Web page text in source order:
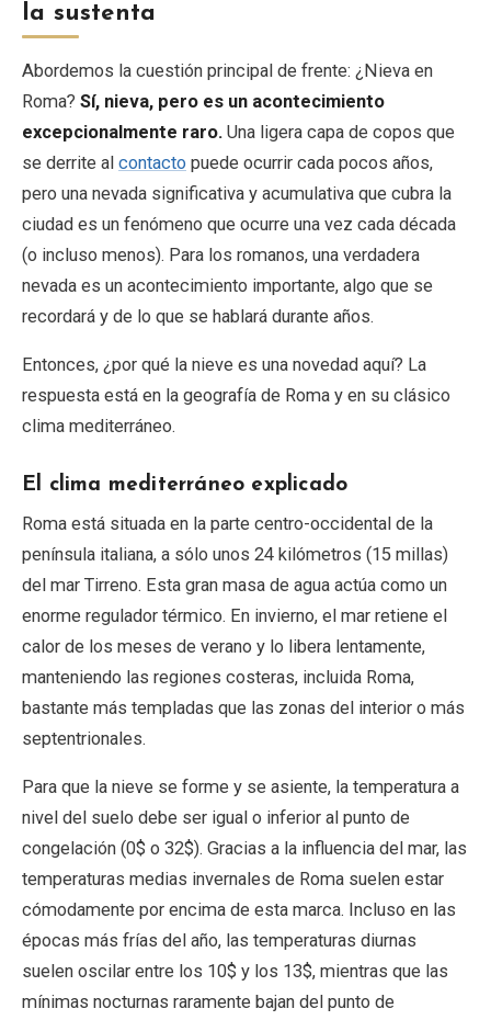
la sustenta
Abordemos la cuestión principal de frente: ¿Nieva en
Roma? Sí, nieva, pero es un acontecimiento
excepcionalmente raro. Una ligera capa de copos que
se derrite al contacto puede ocurrir cada pocos años,
pero una nevada significativa y acumulativa que cubra la
ciudad es un fenómeno que ocurre una vez cada década
(o incluso menos). Para los romanos, una verdadera
nevada es un acontecimiento importante, algo que se
recordará y de lo que se hablará durante años.
Entonces, ¿por qué la nieve es una novedad aquí? La
respuesta está en la geografía de Roma y en su clásico
clima mediterráneo.
El clima mediterráneo explicado
Roma está situada en la parte centro-occidental de la
península italiana, a sólo unos 24 kilómetros (15 millas)
del mar Tirreno. Esta gran masa de agua actúa como un
enorme regulador térmico. En invierno, el mar retiene el
calor de los meses de verano y lo libera lentamente,
manteniendo las regiones costeras, incluida Roma,
bastante más templadas que las zonas del interior o más
septentrionales.
Para que la nieve se forme y se asiente, la temperatura a
nivel del suelo debe ser igual o inferior al punto de
congelación (0$ o 32$). Gracias a la influencia del mar, las
temperaturas medias invernales de Roma suelen estar
cómodamente por encima de esta marca. Incluso en las
épocas más frías del año, las temperaturas diurnas
suelen oscilar entre los 10$ y los 13$, mientras que las
mínimas nocturnas raramente bajan del punto de